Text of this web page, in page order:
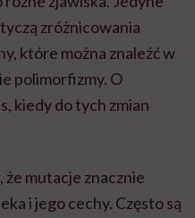
zróżnicowania
które można znaleźć w
polimorfizmy. O
kiedy do tych zmian
mutacje znacznie
i jego cechy. Często są